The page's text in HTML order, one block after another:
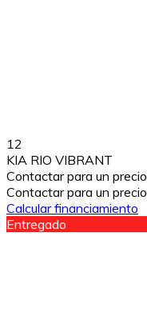
12
KIA RIO VIBRANT
Contactar para un precio
Contactar para un precio
Calcular financiamiento
Entregado